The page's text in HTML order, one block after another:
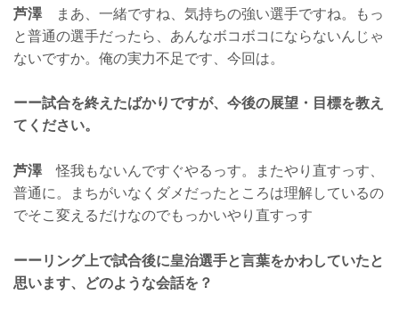
芦澤まあ、一緒ですね、気持ちの強い選手ですね。もっ
と普通の選手だったら、あんなボコボコにならないんじゃ
ないですか。俺の実力不足です、今回は。
ーー試合を終えたばかりですが、今後の展望・目標を教え
てください。
芦澤怪我もないんですぐやるっす。またやり直すっす、
普通に。まちがいなくダメだったところは理解しているの
でそこ変えるだけなのでもっかいやり直すっす
ーーリング上で試合後に皇治選手と言葉をかわしていたと
思います、どのような会話を？